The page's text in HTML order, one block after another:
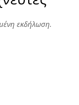
εκδήλωση.